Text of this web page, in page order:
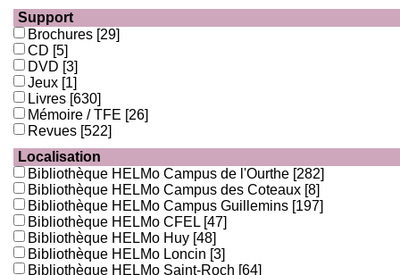
Support
Brochures [29]
CD [5]
DVD [3]
Jeux [1]
Livres [630]
Mémoire / TFE [26]
Revues [522]
Localisation
Bibliothèque HELMo Campus de l'Ourthe [282]
Bibliothèque HELMo Campus des Coteaux [8]
Bibliothèque HELMo Campus Guillemins [197]
Bibliothèque HELMo CFEL [47]
Bibliothèque HELMo Huy [48]
Bibliothèque HELMo Loncin [3]
Bibliothèque HELMo Saint-Roch [64]